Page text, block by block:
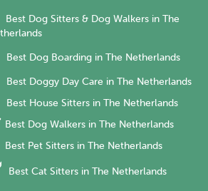
Best Dog Sitters & Dog Walkers in The
Best Dog Boarding in The Netherlands
Best Doggy Day Care in The Netherlands
Best House Sitters in The Netherlands
Best Dog Walkers in The Netherlands
Best Pet Sitters in The Netherlands
Best Cat Sitters in The Netherlands